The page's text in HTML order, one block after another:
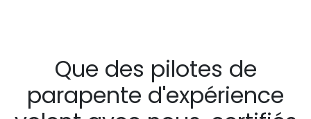
Que des pilotes de
parapente d'expérience